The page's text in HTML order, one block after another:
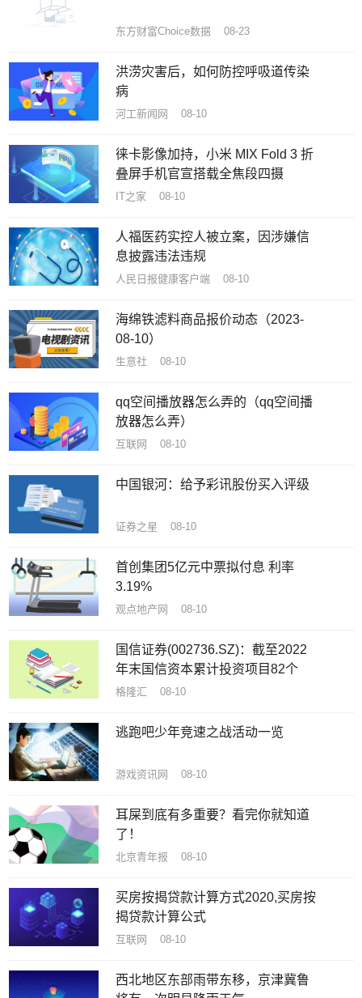
东方财富Choice数据 08-23
洪涝灾害后，如何防控呼吸道传染
病
河工新闻网 08-10
徕卡影像加持，小米 MIX Fold 3 折
叠屏手机官宣搭载全焦段四摄
IT之家 08-10
人福医药实控人被立案，因涉嫌信
息披露违法违规
人民日报健康客户端 08-10
海绵铁滤料商品报价动态（2023-
08-10）
生意社 08-10
qq空间播放器怎么弄的（qq空间播
放器怎么弄）
互联网 08-10
中国银河：给予彩讯股份买入评级
证券之星 08-10
首创集团5亿元中票拟付息 利率
3.19%
观点地产网 08-10
国信证券(002736.SZ)：截至2022
年末国信资本累计投资项目82个
格隆汇 08-10
逃跑吧少年竞速之战活动一览
游戏资讯网 08-10
耳屎到底有多重要？看完你就知道
了！
北京青年报 08-10
买房按揭贷款计算方式2020,买房按
揭贷款计算公式
互联网 08-10
西北地区东部雨带东移，京津冀鲁